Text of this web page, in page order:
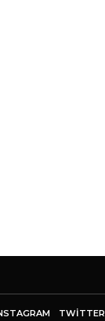
TWITTER